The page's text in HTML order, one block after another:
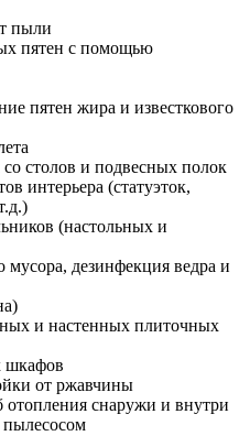
пыли
пятен с помощью
пятен жира и известкового
столов и подвесных полок
интерьера (статуэток,
(настольных и
дезинфекция ведра и
и настенных плиточных
шкафов
от ржавчины
снаружи и внутри
пылесосом